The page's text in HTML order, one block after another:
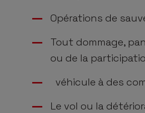
Opérations de
Tout dommage,
ou de la
véhicule à des
Le vol ou la